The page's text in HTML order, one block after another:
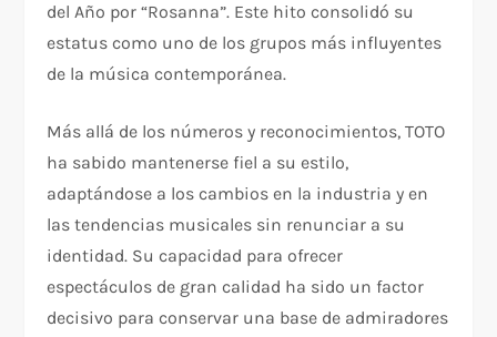
del Año por “Rosanna”. Este hito consolidó su
estatus como uno de los grupos más influyentes
de la música contemporánea.
Más allá de los números y reconocimientos, TOTO
ha sabido mantenerse fiel a su estilo,
adaptándose a los cambios en la industria y en
las tendencias musicales sin renunciar a su
identidad. Su capacidad para ofrecer
espectáculos de gran calidad ha sido un factor
decisivo para conservar una base de admiradores